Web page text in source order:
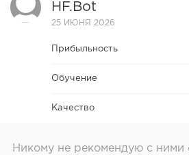
HF.bot
25 ИЮНЯ 2026
Прибыльность
Обучение
Качество
Никому не рекомендую с ними